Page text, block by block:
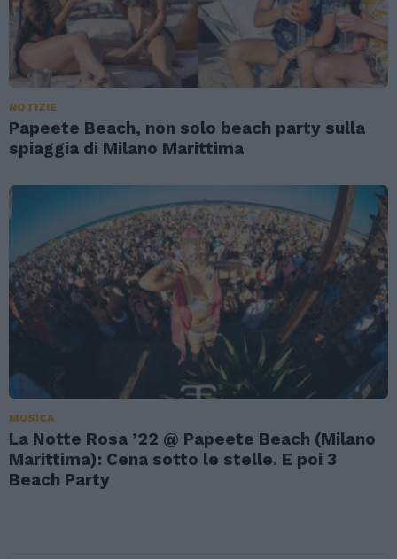
NOTIZIE
Papeete Beach, non solo beach party sulla
spiaggia di Milano Marittima
MUSICA
La Notte Rosa ’22 @ Papeete Beach (Milano
Marittima): Cena sotto le stelle. E poi 3
Beach Party